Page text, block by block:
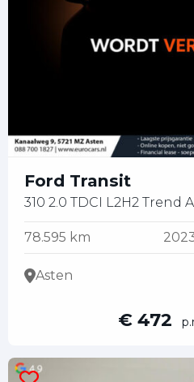
Ford Transit
310 2.0 TDCI L2H2 Trend
78.595 km
Asten
€ 472